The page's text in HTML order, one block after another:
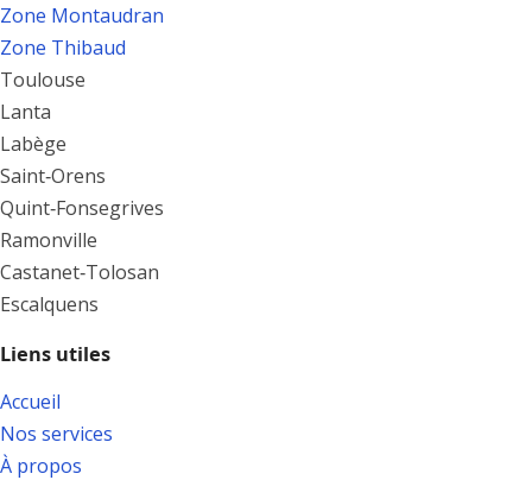
Zone Montaudran
Zone Thibaud
Toulouse
Lanta
Labège
Saint‑Orens
Quint‑Fonsegrives
Ramonville
Castanet‑Tolosan
Escalquens
Liens utiles
Accueil
Nos services
À propos